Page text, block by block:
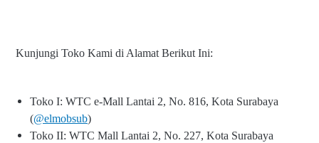
Kunjungi Toko Kami di Alamat Berikut Ini:
Toko I: WTC e-Mall Lantai 2, No. 816, Kota Surabaya
(@elmobsub)
Toko II: WTC Mall Lantai 2, No. 227, Kota Surabaya